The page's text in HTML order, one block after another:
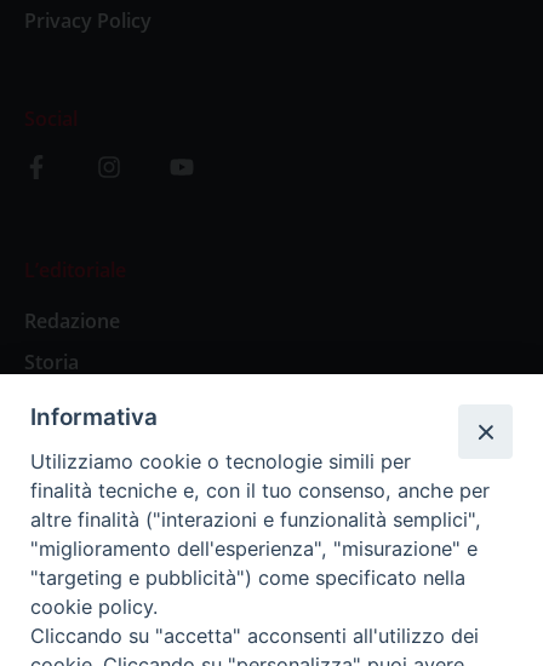
Privacy Policy
Social
L’editoriale
Redazione
Storia
Abbonamenti
Abbonamento Annuale Digitale
Abbonamento Annuale Cartaceo
Abbonamento Singola Copia Digitale
Informativa
Utilizziamo cookie o tecnologie simili per
finalità tecniche e, con il tuo consenso, anche per
altre finalità ("interazioni e funzionalità semplici",
"miglioramento dell'esperienza", "misurazione" e
"targeting e pubblicità") come specificato nella
cookie policy.
Cliccando su "accetta" acconsenti all'utilizzo dei